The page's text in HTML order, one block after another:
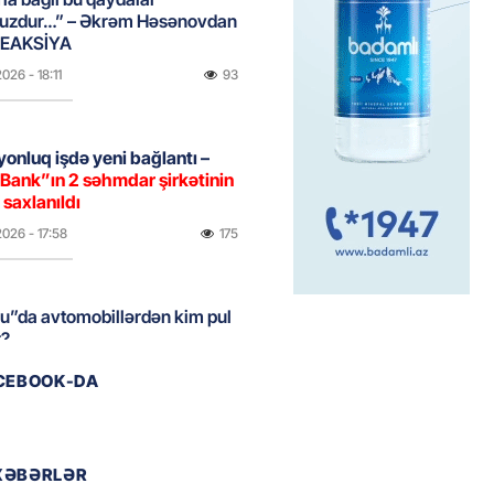
– Əkrəm Həsənovdan
- 18:11 93
işdə yeni bağlantı –
2 səhmdar şirkətinin
- 17:58 175
avtomobillərdən kim pul
REPORTAJ
DA